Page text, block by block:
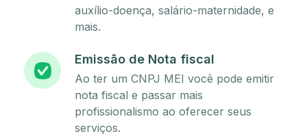
auxílio-doença, salário-maternidade, e
mais.
Emissão de Nota fiscal
Ao ter um CNPJ MEI você pode emitir
nota fiscal e passar mais
profissionalismo ao oferecer seus
serviços.